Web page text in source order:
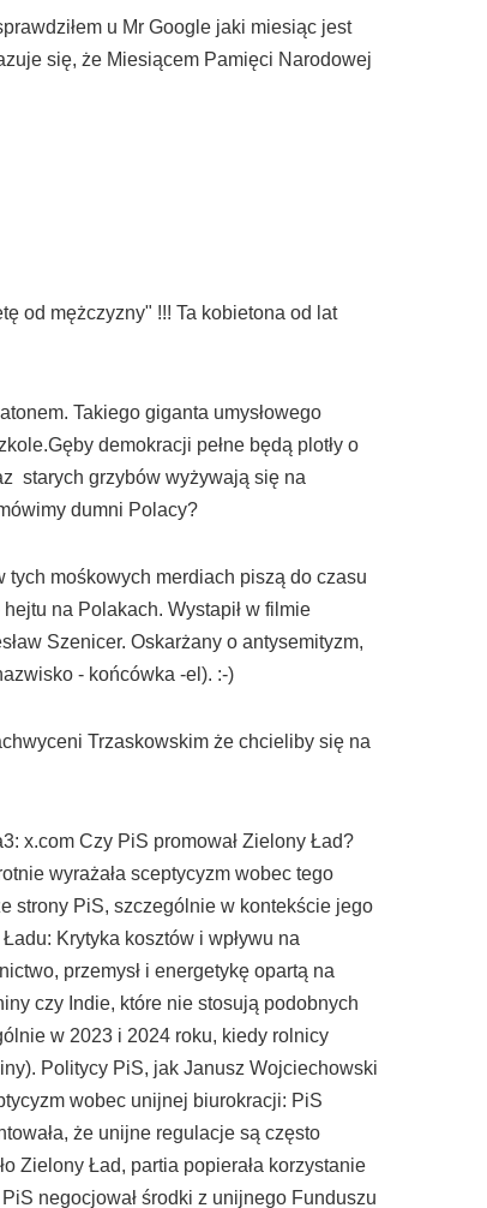
u Mr Google jaki miesiąc jest
się, że Miesiącem Pamięci Narodowej
od mężczyzny" !!! Ta kobietona od lat
Takiego giganta umysłowego
demokracji pełne będą plotły o
starych grzybów wyżywają się na
dumni Polacy?
mośkowych merdiach piszą do czasu
na Polakach. Wystapił w filmie
Szenicer. Oskarżany o antysemityzm,
- końcówka -el). :-)
Trzaskowskim że chcieliby się na
x.com Czy PiS promował Zielony Ład?
wyrażała sceptycyzm wobec tego
strony PiS, szczególnie w kontekście jego
Krytyka kosztów i wpływu na
przemysł i energetykę opartą na
czy Indie, które nie stosują podobnych
w 2023 i 2024 roku, kiedy rolnicy
Politycy PiS, jak Janusz Wojciechowski
wobec unijnej biurokracji: PiS
że unijne regulacje są często
Zielony Ład, partia popierała korzystanie
negocjował środki z unijnego Funduszu